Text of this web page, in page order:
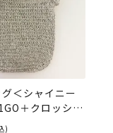
＜シャイニー
＋クロッシュ
＞（編み物 材
)